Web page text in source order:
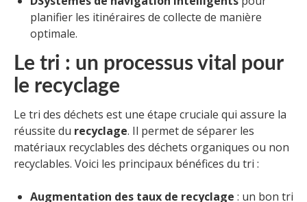
planifier les itinéraires de collecte de manière
optimale.
Le tri : un processus vital pour
le recyclage
Le tri des déchets est une étape cruciale qui assure la
réussite du recyclage. Il permet de séparer les
matériaux recyclables des déchets organiques ou non
recyclables. Voici les principaux bénéfices du tri :
Augmentation des taux de recyclage : un bon tri